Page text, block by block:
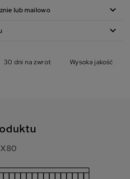
lub mailowo expand_more
expand_more
30 dni na zwrot Wysoka jakość